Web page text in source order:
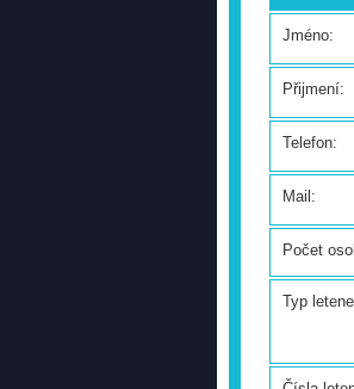
Jméno:
Přijmení:
Telefon:
Mail:
Počet
Typ